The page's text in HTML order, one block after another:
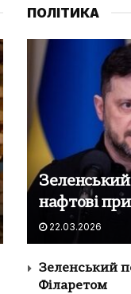
ПОЛІТИКА
Зеленський
нафтові
22.03.2026
Зеленський
Філаретом